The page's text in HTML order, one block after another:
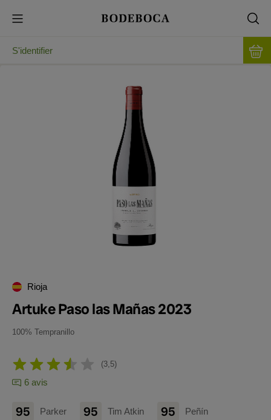
S'identifier
Rioja
Artuke Paso las Mañas 2023
100% Tempranillo
3,5
6 avis
95 Parker 95 Tim Atkin 95 Peñín